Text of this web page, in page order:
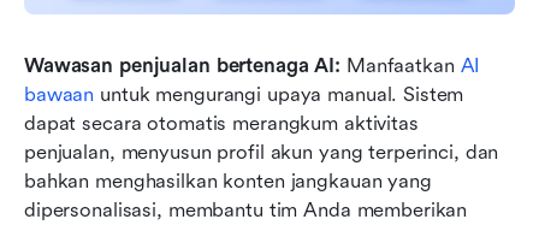
Wawasan penjualan bertenaga AI: Manfaatkan AI
bawaan untuk mengurangi upaya manual. Sistem
dapat secara otomatis merangkum aktivitas
penjualan, menyusun profil akun yang terperinci, dan
bahkan menghasilkan konten jangkauan yang
dipersonalisasi, membantu tim Anda memberikan